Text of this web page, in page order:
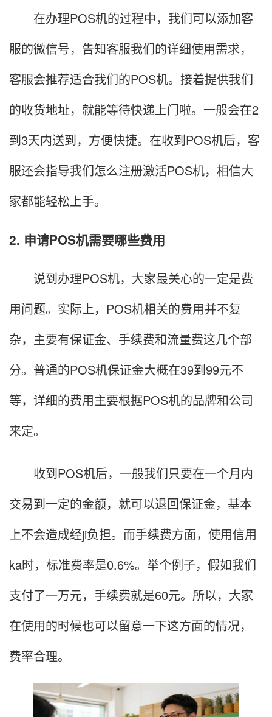
在办理POS机的过程中，我们可以添加客
服的微信号，告知客服我们的详细使用需求，
客服会推荐适合我们的POS机。接着提供我们
的收货地址，就能等待快递上门啦。一般会在2
到3天内送到，方便快捷。在收到POS机后，客
服还会指导我们怎么注册激活POS机，相信大
家都能轻松上手。
2. 申请POS机需要哪些费用
说到办理POS机，大家最关心的一定是费
用问题。实际上，POS机相关的费用并不复
杂，主要有保证金、手续费和流量费这几个部
分。普通的POS机保证金大概在39到99元不
等，详细的费用主要根据POS机的品牌和公司
来定。
收到POS机后，一般我们只要在一个月内
交易到一定的金额，就可以退回保证金，基本
上不会造成经ji负担。而手续费方面，使用信用
ka时，标准费率是0.6%。举个例子，假如我们
支付了一万元，手续费就是60元。所以，大家
在使用的时候也可以留意一下这方面的情况，
费率合理。